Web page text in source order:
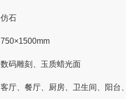
仿石
750×1500mm
数码雕刻、玉质蜡光面
客厅、餐厅、厨房、卫生间、阳台